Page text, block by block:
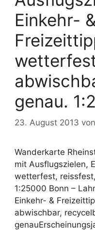
Einkehr- &
genau.
23. August 2013 von
Wanderkarte
mit Ausflugszielen,
wetterfest,
1:25000 Bonn –
Einkehr- &
abwischbar,